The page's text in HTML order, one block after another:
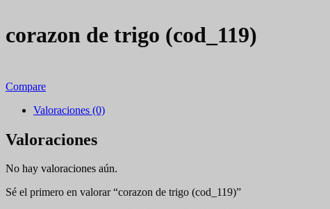
corazon de trigo (cod_119)
Compare
Valoraciones (0)
Valoraciones
No hay valoraciones aún.
Sé el primero en valorar “corazon de trigo (cod_119)”